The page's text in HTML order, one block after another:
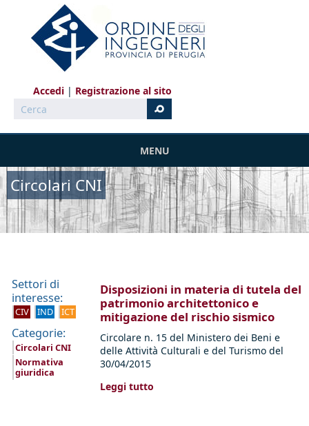
Salta al contenuto principale
Accedi
Registrazione al sito
Cerca
MENU
Circolari CNI
Settori di
interesse:
CIV IND ICT
Categorie:
Circolari CNI
Normativa
giuridica
Disposizioni in materia di tutela del
patrimonio architettonico e
mitigazione del rischio sismico
Circolare n. 15 del Ministero dei Beni e
delle Attività Culturali e del Turismo del
30/04/2015
Leggi tutto